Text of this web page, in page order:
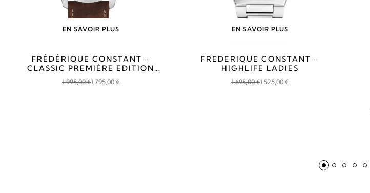
EN SAVOIR PLUS
FRÉDÉRIQUE CONSTANT -
CLASSIC PREMIÈRE EDITION
EUROPE
1 995,00€
Le
1 795,00€
Le
EN SAVOIR PLUS
FREDERIQUE CONSTANT -
HIGHLIFE LADIES
1 695,00€
Le
1 525,00€
Le